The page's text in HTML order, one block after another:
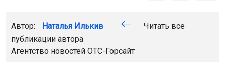
Автор: Наталья Илькив
Читать все
публикации автора
Агентство новостей ОТС-Горсайт